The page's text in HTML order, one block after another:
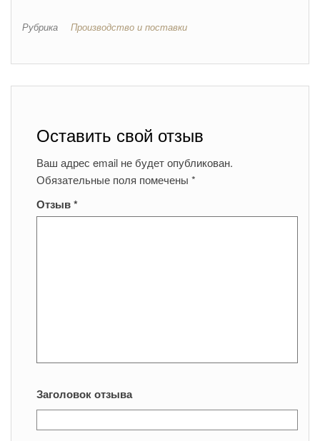
Рубрика Производство и поставки
Оставить свой отзыв
Ваш адрес email не будет опубликован.
Обязательные поля помечены *
Отзыв*
Заголовок отзыва